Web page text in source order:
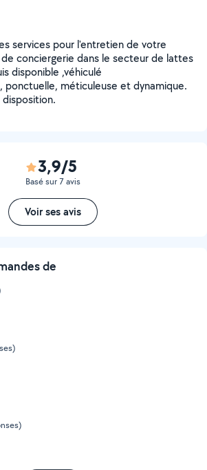
services pour l'entretien de votre
conciergerie dans le secteur de lattes
disponible ,véhiculé
ponctuelle, méticuleuse et dynamique.
3,9/5
Basé sur 7 avis
Voir ses avis
de